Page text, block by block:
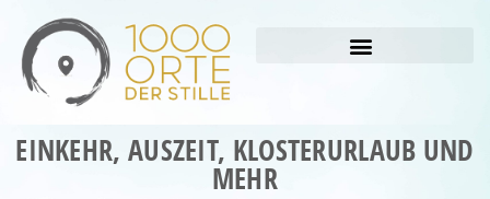
EINKEHR, AUSZEIT, KLOSTERURLAUB UND
MEHR